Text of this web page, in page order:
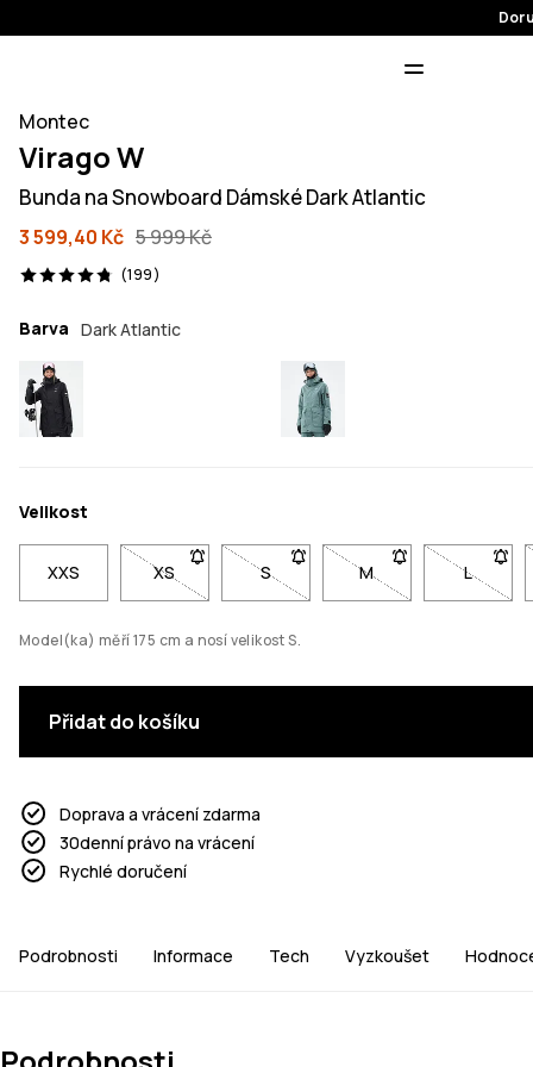
Montec
Virago W
Bunda na Snowboard Dámské Dark Atlantic
3 599,40 Kč 5 999 Kč
(199)
199 recenze, 4.8/5
Barva Dark Atlantic
Velikost
XXS XS- Velikost XS není dostupná. Klikni pro
S- Velikost S není dostupná. Klikni
M- Velikost M není
L-
Model(ka) měří 175 cm a nosí velikost S.
Přidat do košíku
Doprava a vrácení zdarma
30denní právo na vrácení
Rychlé doručení
Podrobnosti Informace Tech Vyzkoušet